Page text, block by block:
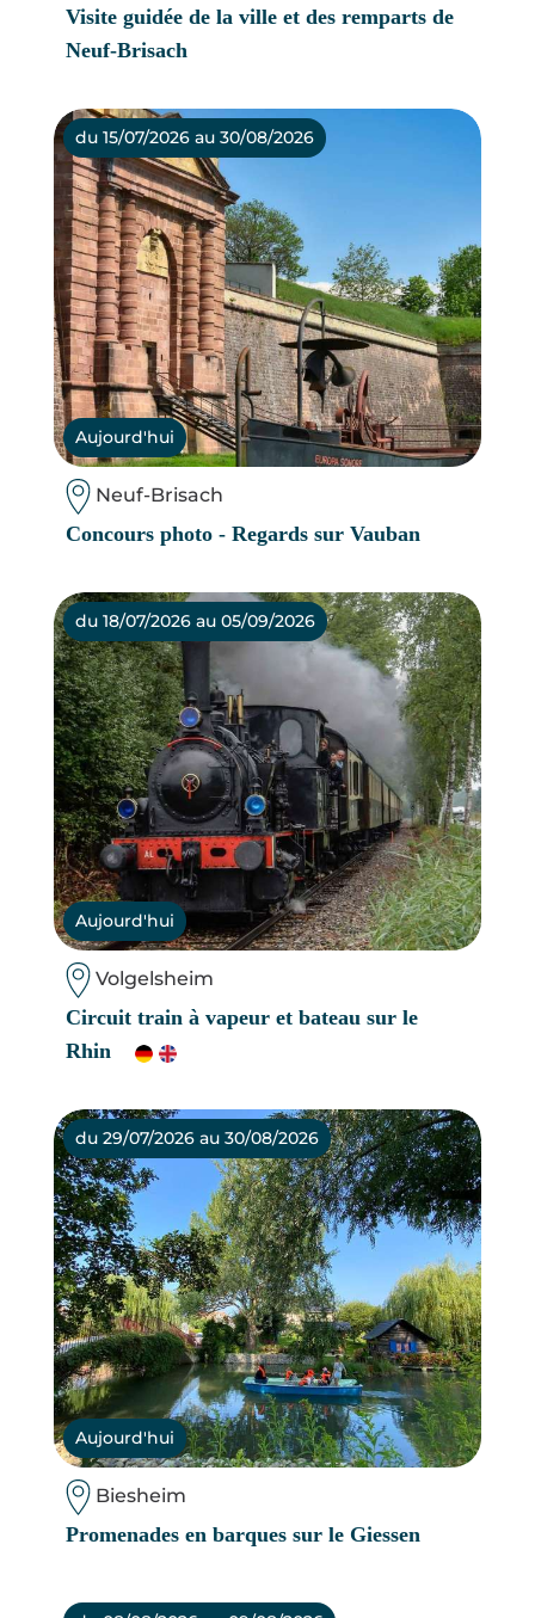
Visite guidée de la ville et des remparts de
Neuf-Brisach
du 15/07/2026 au 30/08/2026
Aujourd'hui
Neuf-Brisach
Concours photo - Regards sur Vauban
du 18/07/2026 au 05/09/2026
Aujourd'hui
Volgelsheim
Circuit train à vapeur et bateau sur le
Rhin
du 29/07/2026 au 30/08/2026
Aujourd'hui
Biesheim
Promenades en barques sur le Giessen